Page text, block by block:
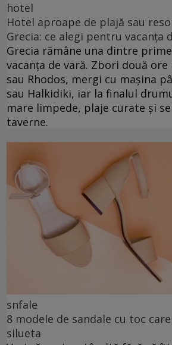
hotel
Hotel aproape de plajă sau
Grecia: ce alegi pentru vacanța
Grecia rămâne una dintre
vacanța de vară. Zbori două ore
sau Rhodos, mergi cu mașina
sau Halkidiki, iar la finalul
mare limpede, plaje curate și
taverne.
snfale
8 modele de sandale cu toc
silueta